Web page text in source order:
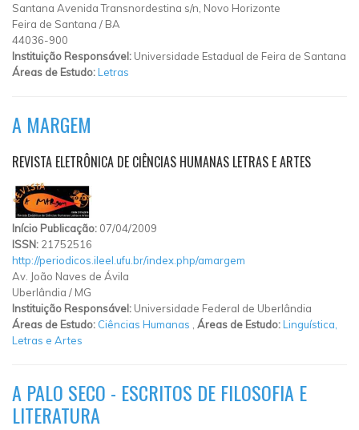
Santana Avenida Transnordestina s/n, Novo Horizonte
Feira de Santana / BA
44036-900
Instituição Responsável: Universidade Estadual de Feira de Santana
Áreas de Estudo:Letras
A MARGEM
REVISTA ELETRÔNICA DE CIÊNCIAS HUMANAS LETRAS E ARTES
Início Publicação: 07/04/2009
ISSN: 21752516
http://periodicos.ileel.ufu.br/index.php/amargem
Av. João Naves de Ávila
Uberlândia / MG
Instituição Responsável: Universidade Federal de Uberlândia
Áreas de Estudo: Ciências Humanas Áreas de Estudo:Linguística,
Letras e Artes
A PALO SECO - ESCRITOS DE FILOSOFIA E
LITERATURA